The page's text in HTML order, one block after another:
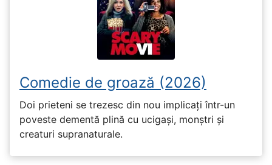
Comedie de groază (2026)
Doi prieteni se trezesc din nou implicați într-un
poveste dementă plină cu ucigași, monștri și
creaturi supranaturale.